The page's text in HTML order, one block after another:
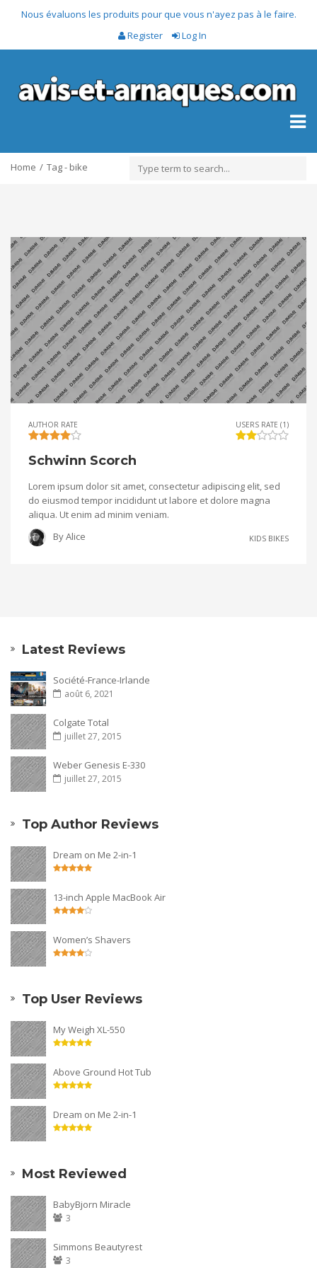
Nous évaluons les produits pour que vous n'ayez pas à le faire.
Register
Log In
Toggle
Home Tag - bike
AUTHOR RATE USERS RATE (1)
Schwinn Scorch
Lorem ipsum dolor sit amet, consectetur adipiscing elit, sed
do eiusmod tempor incididunt ut labore et dolore magna
aliqua. Ut enim ad minim veniam.
ByAlice KIDS BIKES
Latest Reviews
Société-France-Irlande
août 6, 2021
Colgate Total
juillet 27, 2015
Weber Genesis E-330
juillet 27, 2015
Top Author Reviews
Dream on Me 2-in-1
13-inch Apple MacBook Air
Women’s Shavers
Top User Reviews
My Weigh XL-550
Above Ground Hot Tub
Dream on Me 2-in-1
Most Reviewed
BabyBjorn Miracle
3
Simmons Beautyrest
3